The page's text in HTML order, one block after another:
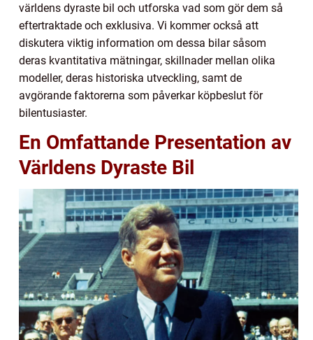
världens dyraste bil och utforska vad som gör dem så
eftertraktade och exklusiva. Vi kommer också att
diskutera viktig information om dessa bilar såsom
deras kvantitativa mätningar, skillnader mellan olika
modeller, deras historiska utveckling, samt de
avgörande faktorerna som påverkar köpbeslut för
bilentusiaster.
En Omfattande Presentation av
Världens Dyraste Bil